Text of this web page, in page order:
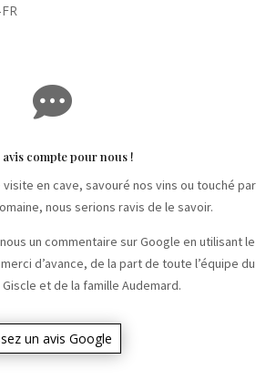

avis compte pour nous !
en cave, savouré nos vins ou touché par
nous serions ravis de le savoir.
un commentaire sur Google en utilisant le
d’avance, de la part de toute l’équipe du
et de la famille Audemard.
un avis Google